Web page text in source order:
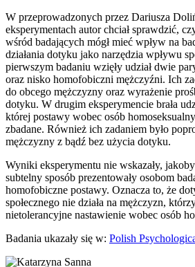
W przeprowadzonych przez Dariusza
eksperymentach autor chciał sprawdzić,
wśród badających mógł mieć wpływ na
działania dotyku jako narzędzia wpływu
pierwszym badaniu wzięły udział dwie
oraz nisko homofobiczni mężczyźni. Ich
do obcego mężczyzny oraz wyrażenie
dotyku. W drugim eksperymencie brała
której postawy wobec osób
zbadane. Również ich zadaniem było
mężczyzny z bądź bez użycia dotyku.
Wyniki eksperymentu nie wskazały,
subtelny sposób prezentowały osobom
homofobiczne postawy. Oznacza to, że
społecznego nie działa na mężczyzn,
nietolerancyjne nastawienie wobec osób
Badania ukazały się w: Polish